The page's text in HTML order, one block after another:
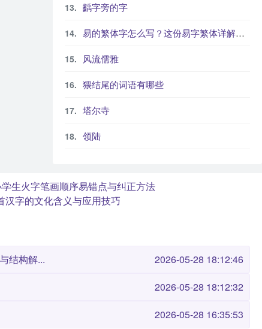
齲字旁的字
易的繁体字怎么写？这份易字繁体详解，助你正确书写汉字_汉字繁体学习
风流儒雅
猥结尾的词语有哪些
塔尔寺
领陆
生火字笔画顺序易错点与纠正方法
汉字的文化含义与应用技巧
结构解...
2026-05-28 18:12:46
2026-05-28 18:12:32
2026-05-28 16:35:53